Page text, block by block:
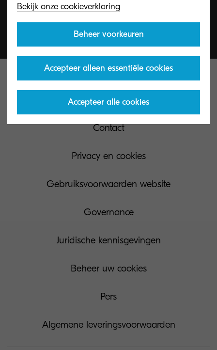
Contact
Privacy en cookies
Gebruiksvoorwaarden website
Governance
Juridische kennisgevingen
Beheer uw cookies
Pers
Algemene leveringsvoorwaarden
Bekijk onze cookieverklaring
Beheer voorkeuren
Accepteer alleen essentiële cookies
Accepteer alle cookies